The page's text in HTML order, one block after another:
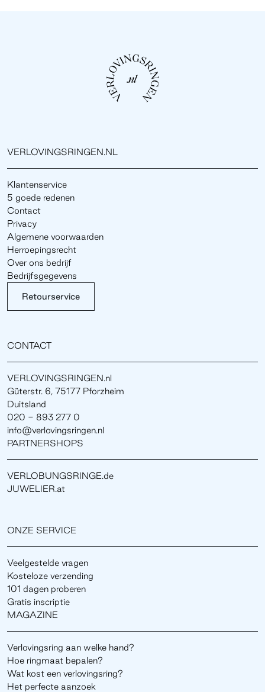
VERLOVINGSRINGEN.NL
Klantenservice
5 goede redenen
Contact
Privacy
Algemene voorwaarden
Herroepingsrecht
Over ons bedrijf
Bedrijfsgegevens
Retourservice
CONTACT
VERLOVINGSRINGEN.nl
Güterstr. 6, 75177 Pforzheim
Duitsland
020 - 893 277 0
info@verlovingsringen.nl
PARTNERSHOPS
VERLOBUNGSRINGE.de
JUWELIER.at
ONZE SERVICE
Veelgestelde vragen
Kosteloze verzending
101 dagen proberen
Gratis inscriptie
MAGAZINE
Verlovingsring aan welke hand?
Hoe ringmaat bepalen?
Wat kost een verlovingsring?
Het perfecte aanzoek